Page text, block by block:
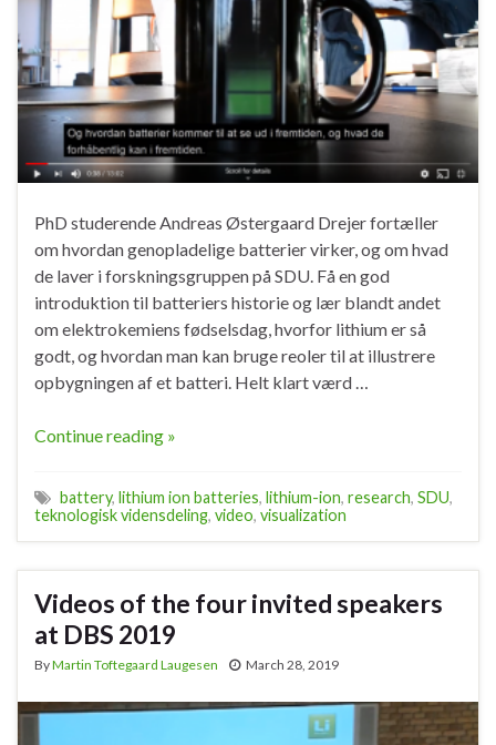
PhD studerende Andreas Østergaard Drejer fortæller
om hvordan genopladelige batterier virker, og om hvad
de laver i forskningsgruppen på SDU. Få en god
introduktion til batteriers historie og lær blandt andet
om elektrokemiens fødselsdag, hvorfor lithium er så
godt, og hvordan man kan bruge reoler til at illustrere
opbygningen af et batteri. Helt klart værd …
Continue reading »
battery, lithium ion batteries, lithium-ion, research, SDU,
teknologisk vidensdeling, video, visualization
Videos of the four invited speakers
at DBS 2019
ByMartin Toftegaard Laugesen March 28, 2019